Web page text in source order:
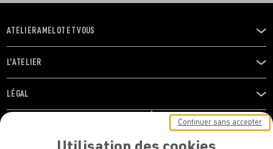
OUVRIR
LE
MENU
ATELIER AMELOT ET VOUS
OUVRIR
LE
MENU
L'ATELIER
OUVRIR
LE
LÉGAL
RESTONS EN CONTACT ! ABONNEZ-VOUS À NOTRE
Continuer sans accepter